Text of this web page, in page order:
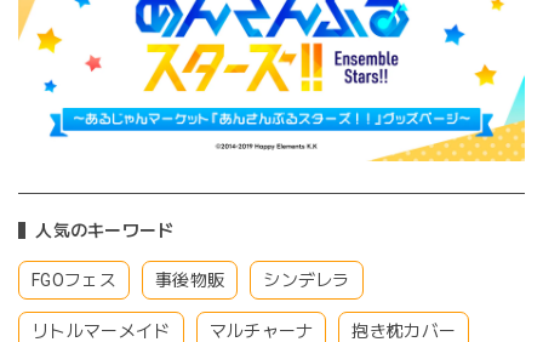
人気のキーワード
FGOフェス 事後物販 シンデレラ
リトルマーメイド マルチャーナ 抱き枕カバー